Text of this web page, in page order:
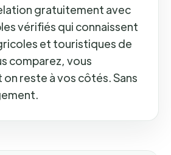
gratuitement avec
vérifiés qui connaissent
et touristiques de
comparez, vous
reste à vos côtés. Sans